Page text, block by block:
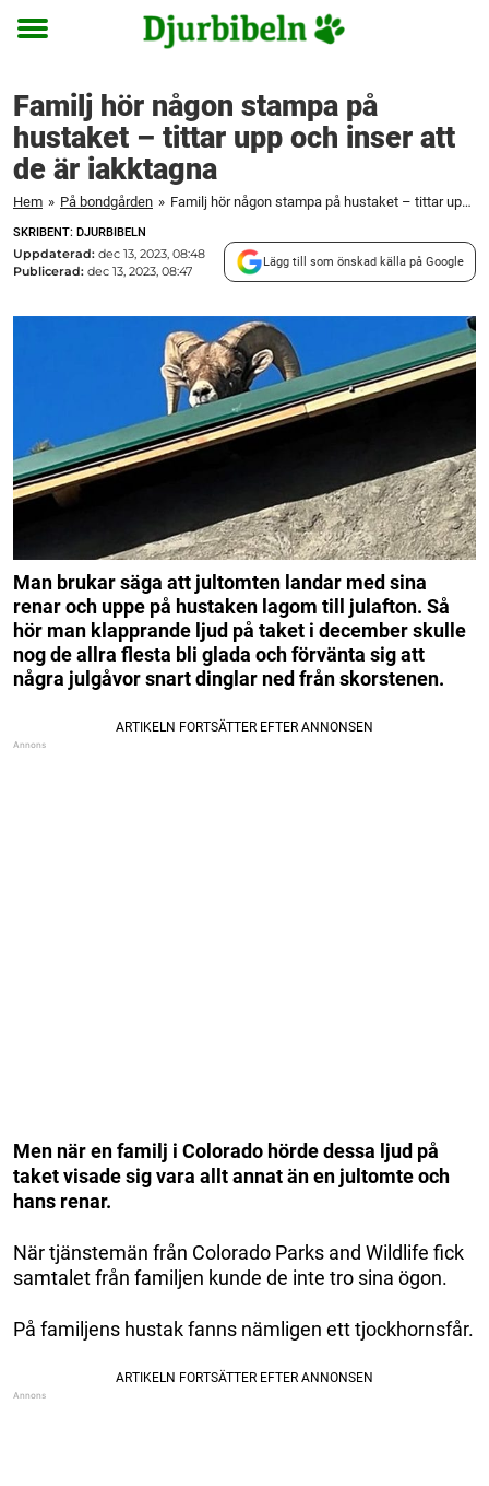
Toggle
Familj hör någon stampa på
hustaket – tittar upp och inser att
de är iakktagna
Hem » På bondgården » Familj hör någon stampa på hustaket – tittar upp och inser att de är iakktagna
SKRIBENT: DJURBIBELN
Uppdaterad: dec 13, 2023, 08:48
Publicerad: dec 13, 2023, 08:47
Lägg till som önskad källa på Google
Man brukar säga att jultomten landar med sina
renar och uppe på hustaken lagom till julafton. Så
hör man klapprande ljud på taket i december skulle
nog de allra flesta bli glada och förvänta sig att
några julgåvor snart dinglar ned från skorstenen.
Men när en familj i Colorado hörde dessa ljud på
taket visade sig vara allt annat än en jultomte och
hans renar.
När tjänstemän från Colorado Parks and Wildlife fick
samtalet från familjen kunde de inte tro sina ögon.
På familjens hustak fanns nämligen ett tjockhornsfår.